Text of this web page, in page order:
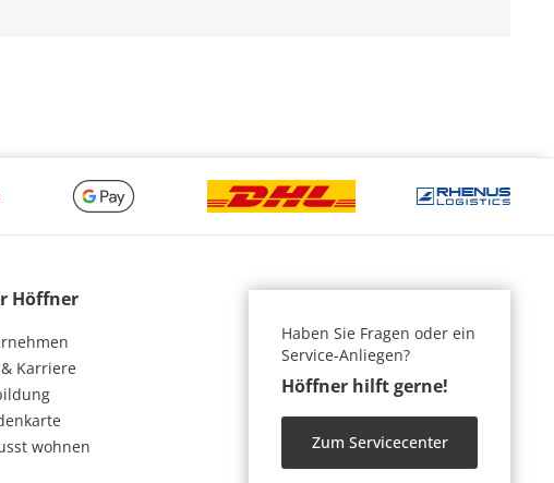
Höffner
& Karriere
wohnen
Haben Sie Fragen oder ein
Service-Anliegen?
Höffner hilft gerne!
Zum Servicecenter